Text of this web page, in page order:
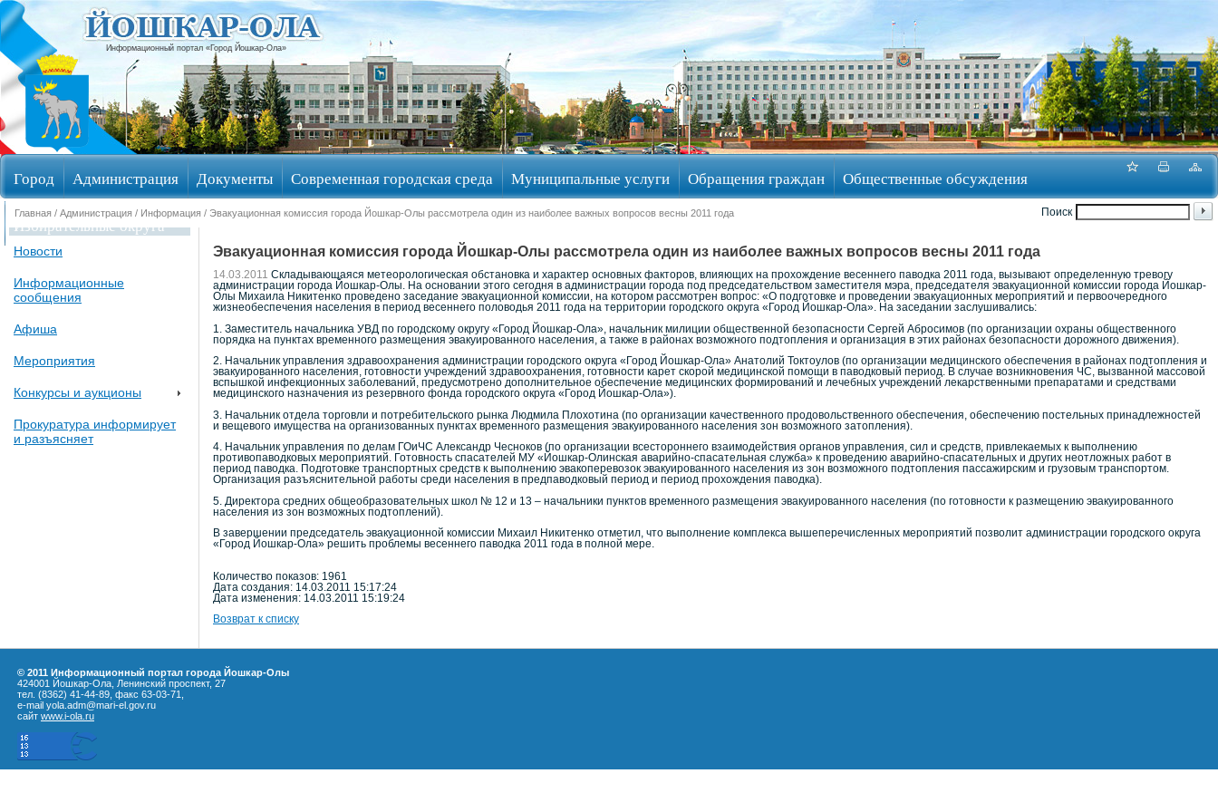
Информационный портал «Город Йошкар-Ола»
Город Администрация Документы Современная городская среда Муниципальные услуги Обращения граждан Общественные обсуждения
Избирательные округа
Поиск
Главная / Администрация / Информация / Эвакуационная комиссия города Йошкар-Олы рассмотрела один из наиболее важных вопросов весны 2011 года
Новости
Информационные
сообщения
Афиша
Мероприятия
Конкурсы и аукционы
Прокуратура информирует
и разъясняет
Эвакуационная комиссия города Йошкар-Олы рассмотрела один из наиболее важных вопросов весны 2011 года
14.03.2011 Складывающаяся метеорологическая обстановка и характер основных факторов, влияющих на прохождение весеннего паводка 2011 года, вызывают определенную тревогу
администрации города Йошкар-Олы. На основании этого сегодня в администрации города под председательством заместителя мэра, председателя эвакуационной комиссии города Йошкар-
Олы Михаила Никитенко проведено заседание эвакуационной комиссии, на котором рассмотрен вопрос: «О подготовке и проведении эвакуационных мероприятий и первоочередного
жизнеобеспечения населения в период весеннего половодья 2011 года на территории городского округа «Город Йошкар-Ола». На заседании заслушивались:
1. Заместитель начальника УВД по городскому округу «Город Йошкар-Ола», начальник милиции общественной безопасности Сергей Абросимов (по организации охраны общественного
порядка на пунктах временного размещения эвакуированного населения, а также в районах возможного подтопления и организация в этих районах безопасности дорожного движения).
2. Начальник управления здравоохранения администрации городского округа «Город Йошкар-Ола» Анатолий Токтоулов (по организации медицинского обеспечения в районах подтопления и
эвакуированного населения, готовности учреждений здравоохранения, готовности карет скорой медицинской помощи в паводковый период. В случае возникновения ЧС, вызванной массовой
вспышкой инфекционных заболеваний, предусмотрено дополнительное обеспечение медицинских формирований и лечебных учреждений лекарственными препаратами и средствами
медицинского назначения из резервного фонда городского округа «Город Йошкар-Ола»).
3. Начальник отдела торговли и потребительского рынка Людмила Плохотина (по организации качественного продовольственного обеспечения, обеспечению постельных принадлежностей
и вещевого имущества на организованных пунктах временного размещения эвакуированного населения зон возможного затопления).
4. Начальник управления по делам ГОиЧС Александр Чесноков (по организации всестороннего взаимодействия органов управления, сил и средств, привлекаемых к выполнению
противопаводковых мероприятий. Готовность спасателей МУ «Йошкар-Олинская аварийно-спасательная служба» к проведению аварийно-спасательных и других неотложных работ в
период паводка. Подготовке транспортных средств к выполнению эвакоперевозок эвакуированного населения из зон возможного подтопления пассажирским и грузовым транспортом.
Организация разъяснительной работы среди населения в предпаводковый период и период прохождения паводка).
5. Директора средних общеобразовательных школ № 12 и 13 – начальники пунктов временного размещения эвакуированного населения (по готовности к размещению эвакуированного
населения из зон возможных подтоплений).
В завершении председатель эвакуационной комиссии Михаил Никитенко отметил, что выполнение комплекса вышеперечисленных мероприятий позволит администрации городского округа
«Город Йошкар-Ола» решить проблемы весеннего паводка 2011 года в полной мере.
Количество показов: 1961
Дата создания: 14.03.2011 15:17:24
Дата изменения: 14.03.2011 15:19:24
Возврат к списку
© 2011 Информационный портал города Йошкар-Олы
424001 Йошкар-Ола, Ленинский проспект, 27
тел. (8362) 41-44-89, факс 63-03-71,
e-mail yola.adm@mari-el.gov.ru
сайт www.i-ola.ru